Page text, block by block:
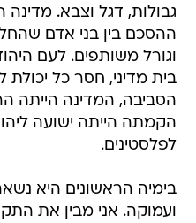
גבולות, דגל וצבא.
ההסכם בין בני אדם
וגורל משותפים. לעם
בית מדיני, חסר כל
הסביבה, המדינה הייתה
הקמתה הייתה ישועה
לפלסטינים.
בימיה הראשונים היא
ועמוקה. אני מבין את